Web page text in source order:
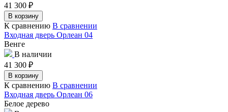
41 300 ₽
В корзину
К сравнению В сравнении
Входная дверь Орлеан 04
Венге
В наличии
41 300 ₽
В корзину
К сравнению В сравнении
Входная дверь Орлеан 06
Белое дерево